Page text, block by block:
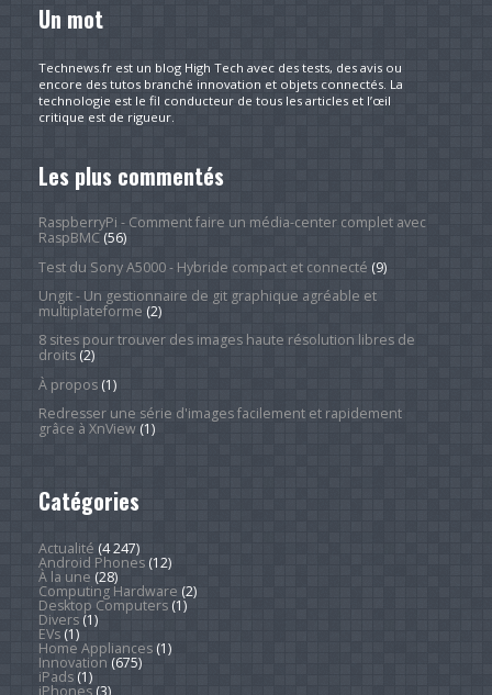
Un mot
Technews.fr est un blog High Tech avec des tests, des avis ou
encore des tutos branché innovation et objets connectés. La
technologie est le fil conducteur de tous les articles et l’œil
critique est de rigueur.
Les plus commentés
RaspberryPi - Comment faire un média-center complet avec
RaspBMC(56)
Test du Sony A5000 - Hybride compact et connecté (9)
Ungit - Un gestionnaire de git graphique agréable et
multiplateforme (2)
8 sites pour trouver des images haute résolution libres de
droits(2)
À propos(1)
Redresser une série d'images facilement et rapidement
grâce à XnView(1)
Catégories
Actualité (4 247)
Android Phones(12)
À la une (28)
Computing Hardware (2)
Desktop Computers(1)
Divers(1)
EVs(1)
Home Appliances(1)
Innovation (675)
iPads(1)
iPhones(3)